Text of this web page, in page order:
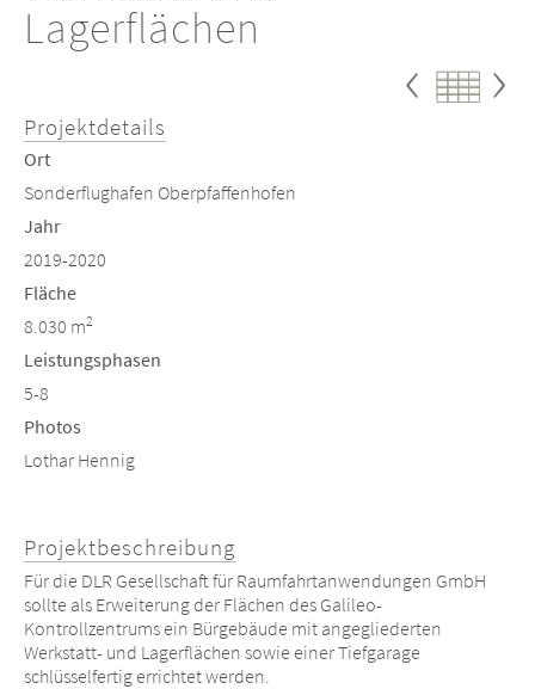
Lagerflächen
Projektdetails
Ort
Sonderflughafen Oberpfaffenhofen
Jahr
2019-2020
Fläche
8.030 m2
Leistungsphasen
5-8
Photos
Lothar Hennig
Projektbeschreibung
Für die DLR Gesellschaft für Raumfahrtanwendungen GmbH
sollte als Erweiterung der Flächen des Galileo-
Kontrollzentrums ein Bürgebäude mit angegliederten
Werkstatt- und Lagerflächen sowie einer Tiefgarage
schlüsselfertig errichtet werden.